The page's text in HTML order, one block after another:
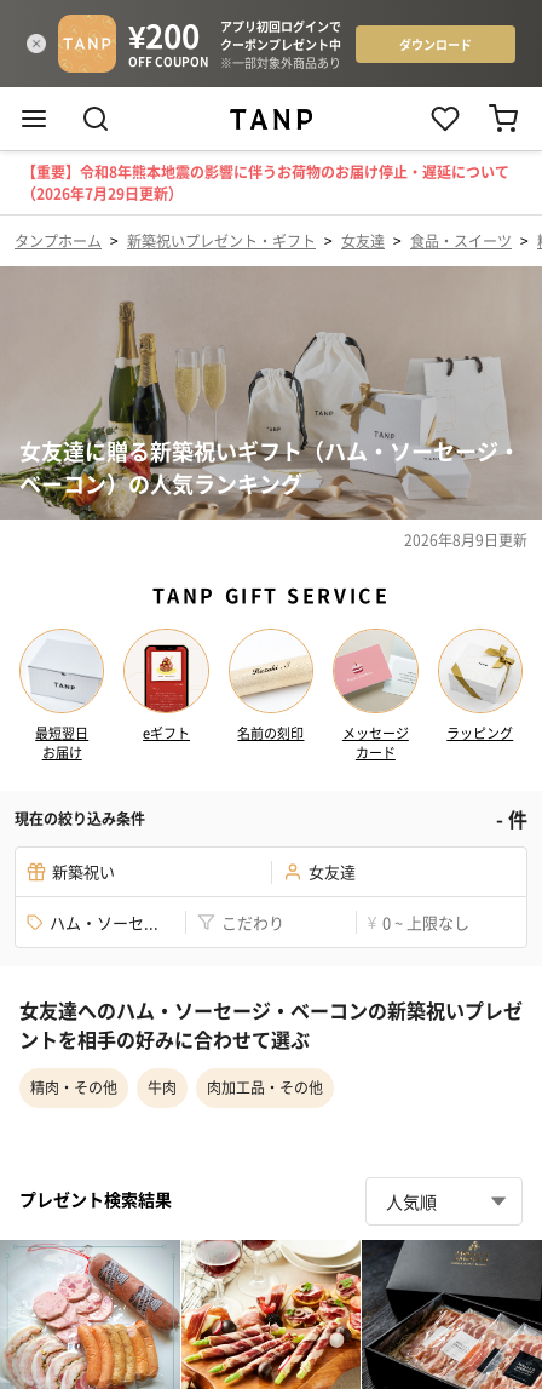
【重要】令和8年熊本地震の影響に伴うお荷物のお届け停止・遅延について
（2026年7月29日更新）
タンプホーム > 新築祝いプレゼント・ギフト > 女友達 > 食品・スイーツ >
女友達に贈る新築祝いギフト（ハム・ソーセージ・
ベーコン）の人気ランキング
2026年8月9日更新
TANP GIFT SERVICE
最短翌日
お届け
eギフト 名前の刻印
メッセージ
カード
ラッピング
現在の絞り込み条件 -件
新築祝い 女友達
ハム・ソーセ... こだわり ¥ 0 ~ 上限なし
女友達へのハム・ソーセージ・ベーコンの新築祝いプレゼ
ントを相手の好みに合わせて選ぶ
精肉・その他 牛肉 肉加工品・その他
プレゼント検索結果